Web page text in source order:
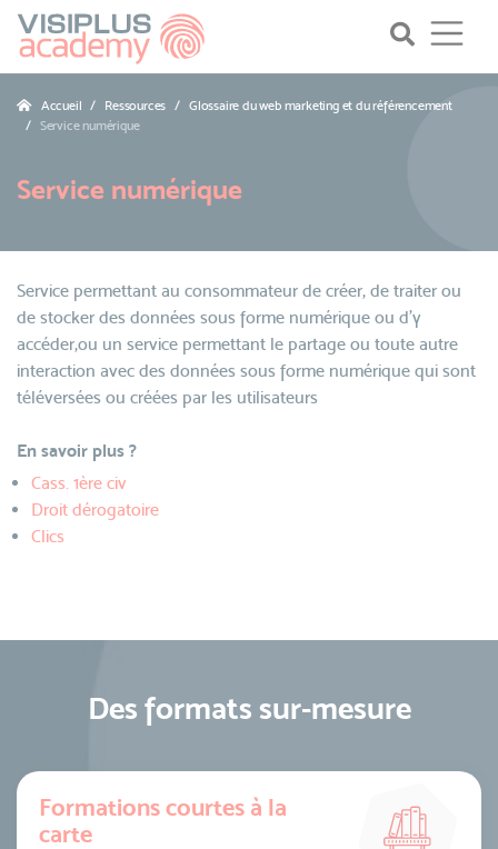
Accueil Ressources
Glossaire du web marketing et du référencement
Service numérique
Service numérique
Service permettant au consommateur de créer, de traiter ou
de stocker des données sous forme numérique ou d'y
accéder,ou un service permettant le partage ou toute autre
interaction avec des données sous forme numérique qui sont
téléversées ou créées par les utilisateurs
En savoir plus ?
Cass. 1ère civ
Droit dérogatoire
Clics
Des formats sur-mesure
Formations courtes à la
carte